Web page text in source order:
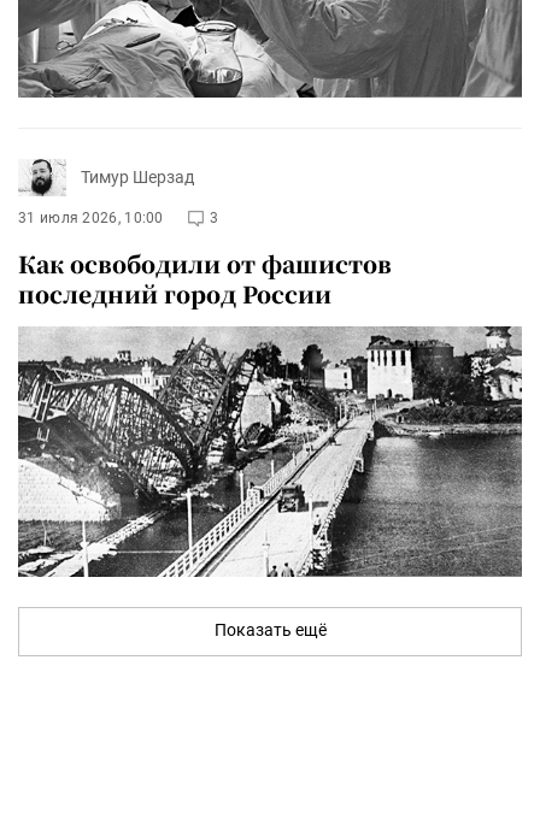
Тимур Шерзад
31 июля 2026, 10:00 3
Как освободили от фашистов
последний город России
Показать ещё